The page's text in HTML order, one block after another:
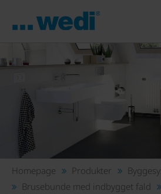
Homepage Produkter
Brusebunde med indbygget fald